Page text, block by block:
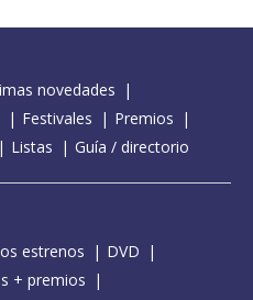
novedades
Festivales
Premios
Listas Guía / directorio
estrenos
DVD
+ premios